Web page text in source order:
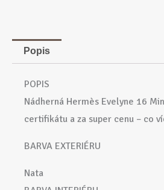
Popis
POPIS
Nádherná Hermès Evelyne 16
certifikátu a za super cenu – co
BARVA EXTERIÉRU
Nata